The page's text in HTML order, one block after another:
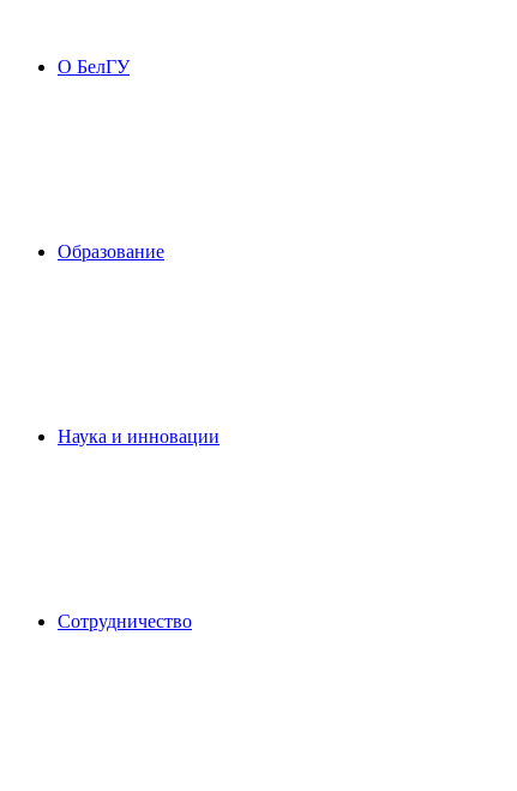
О БелГУ
Образование
Наука и инновации
Сотрудничество